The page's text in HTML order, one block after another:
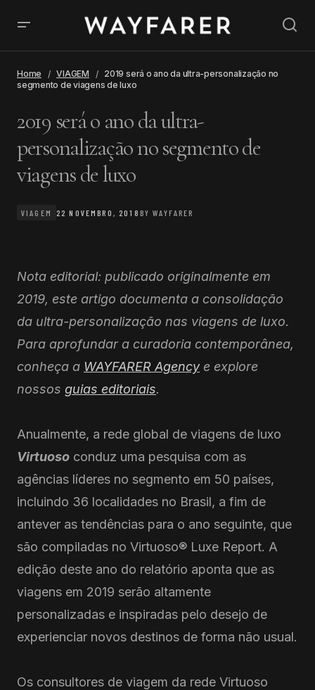
Home VIAGEM
2019 será o ano da ultra-personalização no
segmento de viagens de luxo
2019 será o ano da ultra-
personalização no segmento de
viagens de luxo
VIAGEM 22 NOVEMBRO, 2018 BY WAYFARER
Nota editorial: publicado originalmente em
2019, este artigo documenta a consolidação
da ultra-personalização nas viagens de luxo.
Para aprofundar a curadoria contemporânea,
conheça a WAYFARER Agencye explore
nossos guias editoriais.
Anualmente, a rede global de viagens de luxo
Virtuoso conduz uma pesquisa com as
agências líderes no segmento em 50 países,
incluindo 36 localidades no Brasil, a fim de
antever as tendências para o ano seguinte, que
são compiladas no Virtuoso® Luxe Report. A
edição deste ano do relatório aponta que as
viagens em 2019 serão altamente
personalizadas e inspiradas pelo desejo de
experienciar novos destinos de forma não usual.
Os consultores de viagem da rede Virtuoso